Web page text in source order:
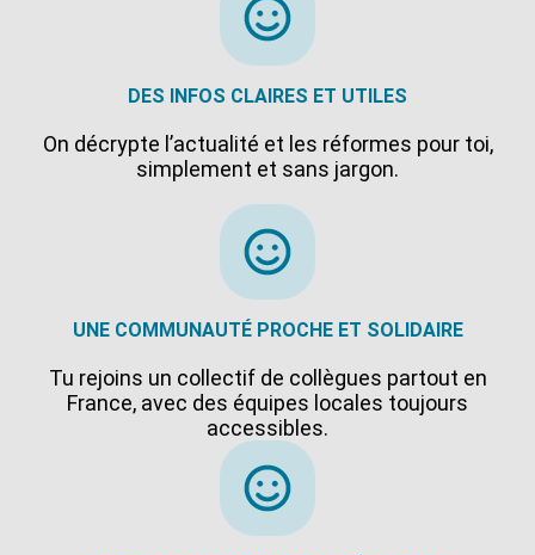
DES INFOS CLAIRES ET UTILES
On décrypte l’actualité et les réformes pour toi,
simplement et sans jargon.
UNE COMMUNAUTÉ PROCHE ET SOLIDAIRE
Tu rejoins un collectif de collègues partout en
France, avec des équipes locales toujours
accessibles.